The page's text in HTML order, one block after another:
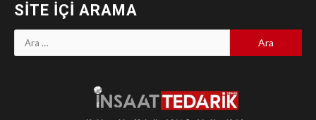
SITE İÇI ARAMA
Arama: